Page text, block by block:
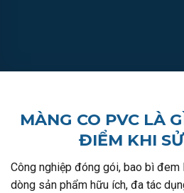
MÀNG CO PVC LÀ
ĐIỂM KHI
Công nghiệp đóng gói, bao bì đem
dòng sản phẩm hữu ích, đa tác